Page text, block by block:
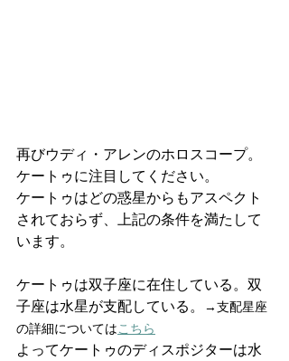
再びウディ・アレンのホロスコープ。
ケートゥに注目してください。
ケートゥはどの惑星からもアスペクト
されておらず、上記の条件を満たして
います。
ケートゥは双子座に在住している。双
子座は水星が支配している。
→支配星座
の詳細についてはこちら
よってケートゥのディスポジターは水